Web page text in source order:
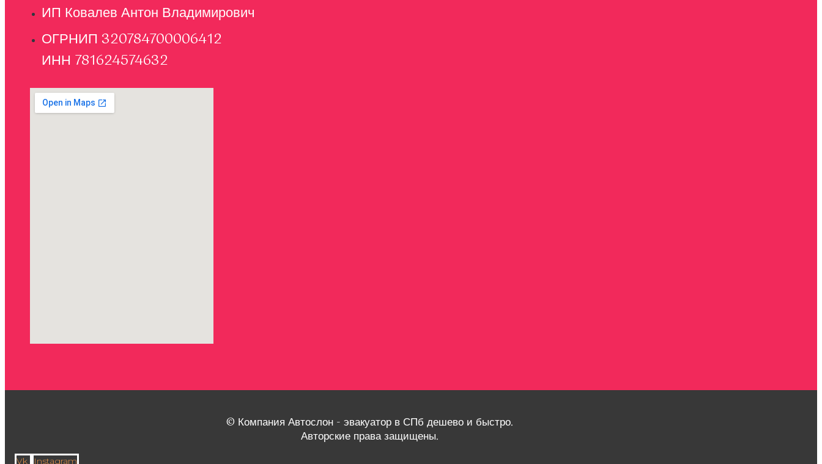
ИП Ковалев Антон Владимирович
ОГРНИП 320784700006412
ИНН 781624574632
© Компания Автослон - эвакуатор в СПб дешево и быстро.
Авторские права защищены.
Vk Instagram